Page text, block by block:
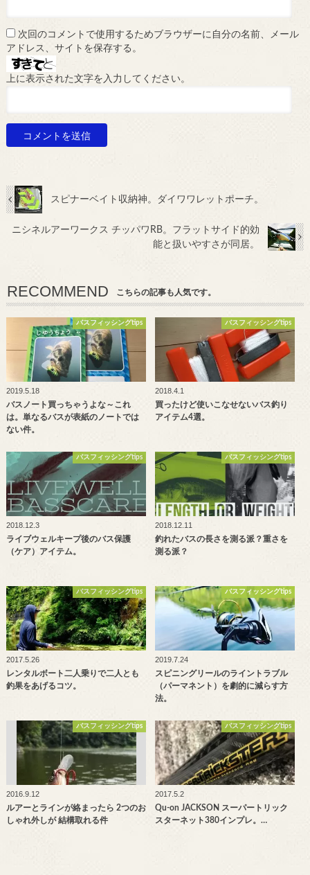
次回のコメントで使用するためブラウザーに自分の名前、メール
アドレス、サイトを保存する。
上に表示された文字を入力してください。
スピナーベイト収納神。ダイワワレットポーチ。
ニシネルアーワークス チッパワRB。フラットサイド的効
能と扱いやすさが同居。
RECOMMEND こちらの記事も人気です。
バスフィッシングtips
2019.5.18
バスノート買っちゃうよな～これ
は。単なるバスが表紙のノートでは
ない件。
バスフィッシングtips
2018.4.1
買ったけど使いこなせないバス釣り
アイテム4選。
バスフィッシングtips
2018.12.3
ライブウェルキープ後のバス保護
（ケア）アイテム。
バスフィッシングtips
2018.12.11
釣れたバスの長さを測る派？重さを
測る派？
バスフィッシングtips
2017.5.26
レンタルボート二人乗りで二人とも
釣果をあげるコツ。
バスフィッシングtips
2019.7.24
スピニングリールのライントラブル
（パーマネント）を劇的に減らす方
法。
バスフィッシングtips
2016.9.12
ルアーとラインが絡まったら 2つのお
しゃれ外しが 結構取れる件
バスフィッシングtips
2017.5.2
Qu-on JACKSON スーパートリック
スターネット380インプレ。…